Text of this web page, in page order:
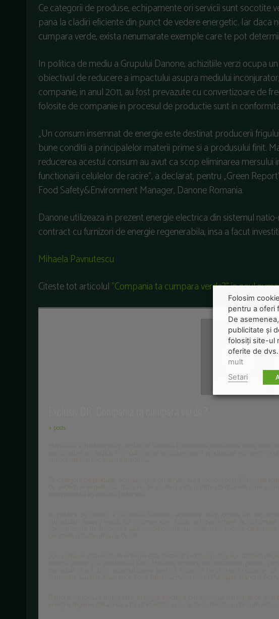
Ce categorii de produse, echipamente ori servicii sunt socotite
pana la cladiri eficiente din punct de vedere energetic. Iar
cumpara verde, exista nenumarate exemple care te pot
In politica de mediu a Grupului Danone, achizitiile verzi ocupa
obiectivul de reducere a impactului asupra mediului
companie, in anul 2011, au fost prevazute cu convertizoare de
folosite de companie in procesul de productie sunt in
„Un consum insemnat de energie este destinat producerii
bune conditii a principalelor materii prime si a produsului finit.
reducerea acestui consum au avut ca scop eliminarea
functionarii celulelor de racire”, a declarat, pentru „Green
Food Safety&Environment Manager, Danone Romania.
Danone utilizeaza in prezent energie electrica din sistemul
contract cu furnizori de energie regenerabila, insa a facut
Mihaela Pavnutescu
Citeste tot articolul"Compania ta cumpara verde?" in noul
+ posts
Folosim
pentru a oferi
De
publicitate și
folosiți site-ul
oferite de
mult
Setari